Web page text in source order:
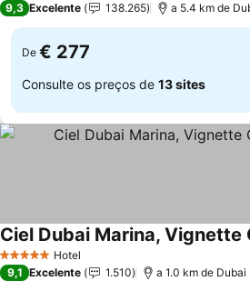
9,3 Excelente 138.265 a 5.4 km de
De € 277
Consulte os preços de 13 sites
5 Estrelas Hotel
Ciel Dubai Marina, Vignette
9,1 Excelente 1.510 a 1.0 km de